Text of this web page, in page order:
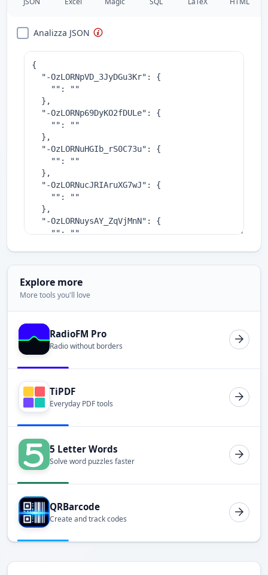
Analizza JSON
Explore more
More tools you'll love
RadioFM Pro
Radio without borders
TiPDF
Everyday PDF tools
5 Letter Words
Solve word puzzles faster
QRBarcode
Create and track codes